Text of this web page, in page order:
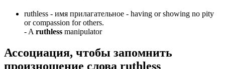
ruthless - имя прилагательное - having or showing no pity
or compassion for others.
- A ruthless manipulator
Ассоциация, чтобы запомнить
произношение слова ruthless